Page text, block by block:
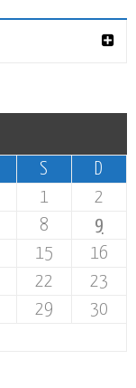
S
D
1
2
8
9
15
16
22
23
29
30